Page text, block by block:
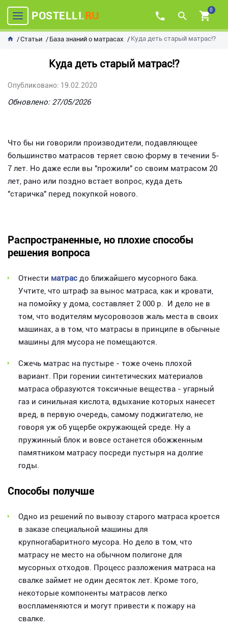
POSTELLI.RU 0
Статьи База знаний о матрасах Куда деть старый матрас!?
Куда деть старый матрас!?
Опубликовано: 19.02.2020
Обновлено: 27/05/2026
Что бы ни говорили производители, подавляющее
большинство матрасов теряет свою форму в течении 5-
7 лет. Но даже если вы "прожили" со своим матрасом 20
лет, рано или поздно встает вопрос, куда деть
"старичка" перед покупкой нового.
Распространенные, но плохие способы
решения вопроса
Отнести матрас до ближайшего мусорного бака.
Учтите, что штраф за вынос матраса, как и кровати,
на помойку у дома, составляет 2 000 р. И дело не в
том, что водителям мусоровозов жаль места в своих
машинах, а в том, что матрасы в принципе в обычные
машины для мусора не помещаются.
Сжечь матрас на пустыре - тоже очень плохой
вариант. При горении синтетических материалов
матраса образуются токсичные вещества - угарный
газ и синильная кислота, вдыхание которых нанесет
вред, в первую очередь, самому поджигателю, не
говоря уж об ущербе окружающей среде. Ну а
пружинный блок и вовсе останется обожженным
памятником матрасу посреди пустыря на долгие
годы.
Способы получше
Одно из решений по вывозу старого матраса кроется
в заказе специальной машины для
крупногабаритного мусора. Но дело в том, что
матрасу не место на обычном полигоне для
мусорных отходов. Процесс разложения матраса на
свалке займет не один десяток лет. Кроме того,
некоторые компоненты матрасов легко
воспламеняются и могут привести к пожару на
свалке.